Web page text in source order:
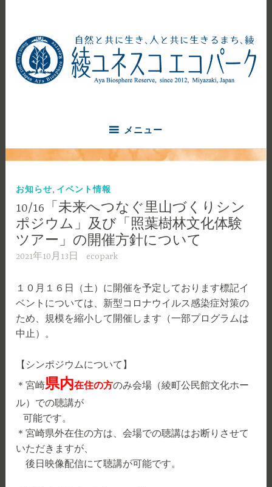
メニュー
お知らせ, イベント情報
10/16「未来へつなぐ里山づくりシン
ポジウム」及び「照葉樹林文化体験
ツアー」の開催方針について
2021年10月13日 ecopark
１０月１６日（土）に開催を予定しております標記イ
ベントについては、新型コロナウイルス感染症対策の
ため、規模を縮小して開催します（一部プログラムは
中止）。
【シンポジウムについて】
＊宮崎県内在住の方のみ会場（綾町公民館文化ホー
ル）での聴講が
可能です。
＊宮崎県外在住の方は、会場での聴講はお断りさせて
いただきますが、
後日映像配信にて聴講が可能です。